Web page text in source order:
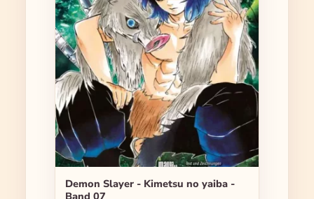
Demon Slayer - Kimetsu no yaiba -